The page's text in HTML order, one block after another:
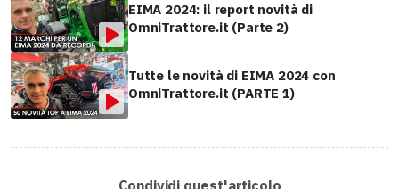
EIMA 2024: il report novità di
OmniTrattore.it (Parte 2)
Tutte le novità di EIMA 2024 con
OmniTrattore.it (PARTE 1)
Condividi quest'articolo